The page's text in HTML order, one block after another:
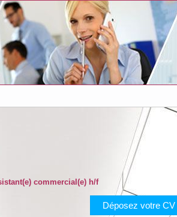
commercial(e) h/f
Déposez votre